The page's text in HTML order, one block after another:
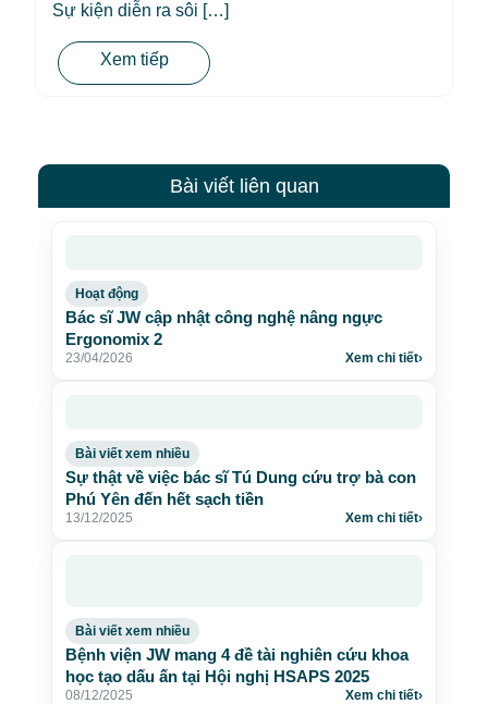
Sự kiện diễn ra sôi […]
Xem tiếp
Bài viết liên quan
Hoạt động
Bác sĩ JW cập nhật công nghệ nâng ngực
Ergonomix 2
23/04/2026 Xem chi tiết›
Bài viết xem nhiều
Sự thật về việc bác sĩ Tú Dung cứu trợ bà con
Phú Yên đến hết sạch tiền
13/12/2025 Xem chi tiết›
Bài viết xem nhiều
Bệnh viện JW mang 4 đề tài nghiên cứu khoa
học tạo dấu ấn tại Hội nghị HSAPS 2025
08/12/2025 Xem chi tiết›